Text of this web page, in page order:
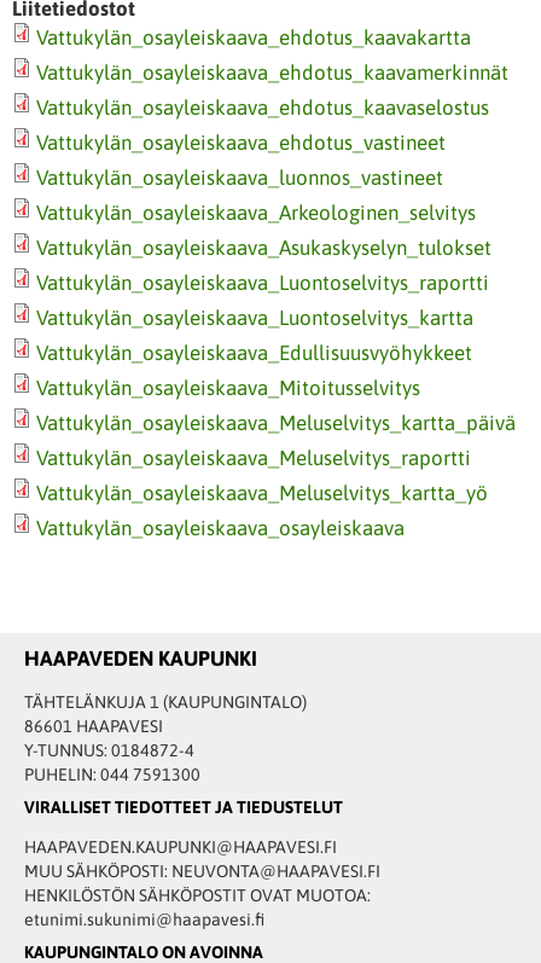
Liitetiedostot
Vattukylän_osayleiskaava_ehdotus_kaavakartta
Vattukylän_osayleiskaava_ehdotus_kaavamerkinnät
Vattukylän_osayleiskaava_ehdotus_kaavaselostus
Vattukylän_osayleiskaava_ehdotus_vastineet
Vattukylän_osayleiskaava_luonnos_vastineet
Vattukylän_osayleiskaava_Arkeologinen_selvitys
Vattukylän_osayleiskaava_Asukaskyselyn_tulokset
Vattukylän_osayleiskaava_Luontoselvitys_raportti
Vattukylän_osayleiskaava_Luontoselvitys_kartta
Vattukylän_osayleiskaava_Edullisuusvyöhykkeet
Vattukylän_osayleiskaava_Mitoitusselvitys
Vattukylän_osayleiskaava_Meluselvitys_kartta_päivä
Vattukylän_osayleiskaava_Meluselvitys_raportti
Vattukylän_osayleiskaava_Meluselvitys_kartta_yö
Vattukylän_osayleiskaava_osayleiskaava
HAAPAVEDEN KAUPUNKI
TÄHTELÄNKUJA 1 (KAUPUNGINTALO)
86601 HAAPAVESI
Y-TUNNUS: 0184872-4
PUHELIN: 044 7591300
VIRALLISET TIEDOTTEET JA TIEDUSTELUT
HAAPAVEDEN.KAUPUNKI@HAAPAVESI.FI
MUU SÄHKÖPOSTI: NEUVONTA@HAAPAVESI.FI
HENKILÖSTÖN SÄHKÖPOSTIT OVAT MUOTOA:
etunimi.sukunimi@haapavesi.fi
KAUPUNGINTALO ON AVOINNA